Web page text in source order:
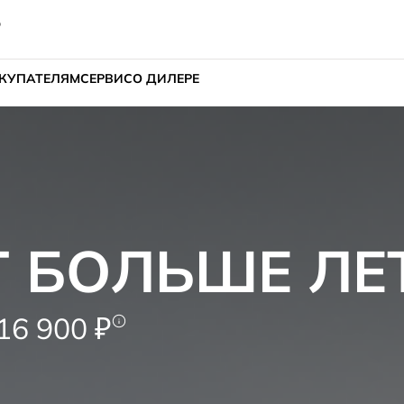
СЕРВИСО ДИЛЕРЕ
БОЛЬШЕ
900 ₽